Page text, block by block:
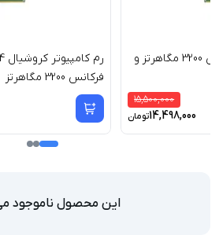
فرکانس 3200 مگاهرتز
رم کامپیوتر کروشیال با فرکانس 3200 مگاهرتز و
15,500,000
14,498,000تومان
این محصول ناموجود